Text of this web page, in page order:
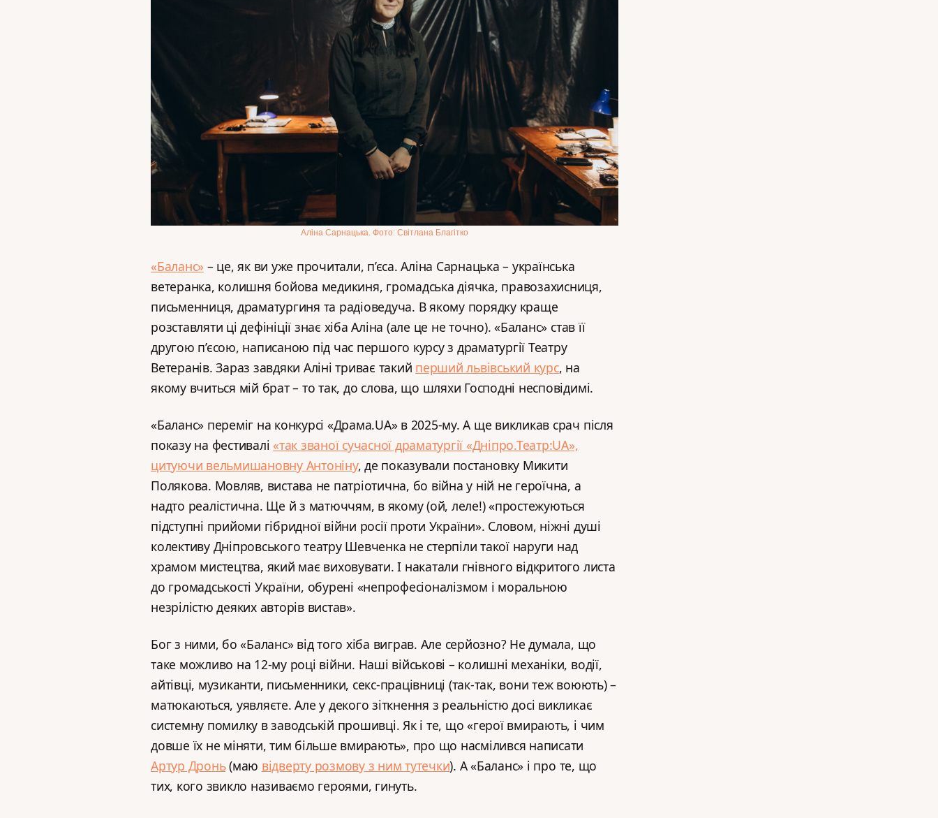
Аліна Сарнацька. Фото: Світлана Благітко
«Баланс» – це, як ви уже прочитали, п’єса. Аліна Сарнацька – українська
ветеранка, колишня бойова медикиня, громадська діячка, правозахисниця,
письменниця, драматургиня та радіоведуча. В якому порядку краще
розставляти ці дефініції знає хіба Аліна (але це не точно). «Баланс» став її
другою п’єсою, написаною під час першого курсу з драматургії Театру
Ветеранів. Зараз завдяки Аліні триває такий перший львівський курс, на
якому вчиться мій брат – то так, до слова, що шляхи Господні несповідимі.
«Баланс» переміг на конкурсі «Драма.UA» в 2025-му. А ще викликав срач після
показу на фестивалі«так званої сучасної драматургії «Дніпро.Театр:UA»,
цитуючи вельмишановну Антоніну, де показували постановку Микити
Полякова. Мовляв, вистава не патріотична, бо війна у ній не героїчна, а
надто реалістична. Ще й з матюччям, в якому (ой, леле!) «простежуються
підступні прийоми гібридної війни росії проти України». Словом, ніжні душі
колективу Дніпровського театру Шевченка не стерпіли такої наруги над
храмом мистецтва, який має виховувати. І накатали гнівного відкритого листа
до громадськості України, обурені «непрофесіоналізмом і моральною
незрілістю деяких авторів вистав».
Бог з ними, бо «Баланс» від того хіба виграв. Але серйозно? Не думала, що
таке можливо на 12-му році війни. Наші військові – колишні механіки, водії,
айтівці, музиканти, письменники, секс-працівниці (так-так, вони теж воюють) –
матюкаються, уявляєте. Але у декого зіткнення з реальністю досі викликає
системну помилку в заводській прошивці. Як і те, що «герої вмирають, і чим
довше їх не міняти, тим більше вмирають», про що насмілився написати
Артур Дронь(маю відверту розмову з ним тутечки). А «Баланс» і про те, що
тих, кого звикло називаємо героями, гинуть.